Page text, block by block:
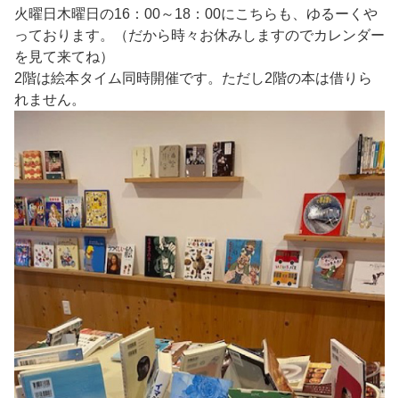
火曜日木曜日の16：00～18：00にこちらも、ゆるーくや
っております。（だから時々お休みしますのでカレンダー
を見て来てね）
2階は絵本タイム同時開催です。ただし2階の本は借りら
れません。